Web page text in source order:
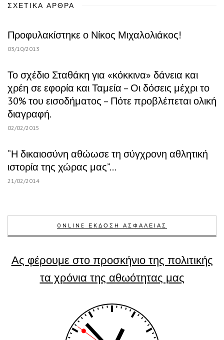
ΣΧΕΤΙΚΆ ΆΡΘΡΑ
Προφυλακίστηκε ο Νίκος Μιχαλολιάκος!
03/10/2013
Το σχέδιο Σταθάκη για «κόκκινα» δάνεια και
χρέη σε εφορία και Ταμεία – Οι δόσεις μέχρι το
30% του εισοδήματος – Πότε προβλέπεται ολική
διαγραφή.
02/02/2015
“Η δικαιοσύνη αθώωσε τη σύγχρονη αθλητική
ιστορία της χώρας μας”…
21/02/2014
ONLINE ΕΚΔΟΣΗ ΑΣΦΑΛΕΙΑΣ
Ας φέρουμε στο προσκήνιο της πολιτικής
τα χρόνια της αθωότητας μας